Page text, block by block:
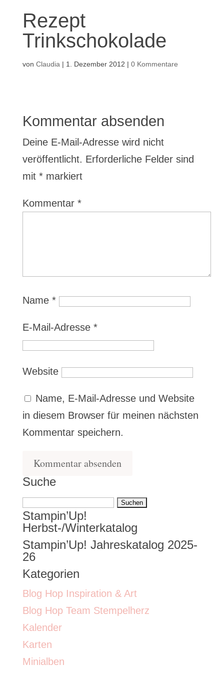
Rezept
Trinkschokolade
von Claudia | 1. Dezember 2012 | 0 Kommentare
Kommentar absenden
Deine E-Mail-Adresse wird nicht
veröffentlicht. Erforderliche Felder sind
mit *markiert
Kommentar *
Name *
E-Mail-Adresse *
Website
Name, E-Mail-Adresse und Website
in diesem Browser für meinen nächsten
Kommentar speichern.
Suche
Suchen
nach:
Stampin’Up!
Herbst-/Winterkatalog
Stampin’Up! Jahreskatalog 2025-
26
Kategorien
Blog Hop Inspiration & Art
Blog Hop Team Stempelherz
Kalender
Karten
Minialben